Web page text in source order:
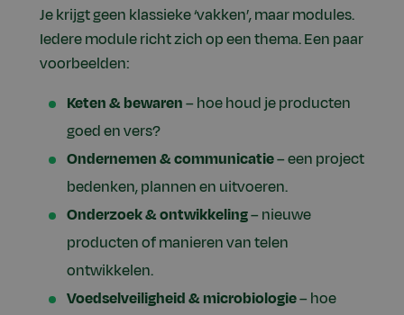
Je krijgt geen klassieke ‘vakken’, maar modules.
Iedere module richt zich op een thema. Een paar
voorbeelden:
Keten & bewaren– hoe houd je producten
goed en vers?
Ondernemen & communicatie– een project
bedenken, plannen en uitvoeren.
Onderzoek & ontwikkeling– nieuwe
producten of manieren van telen
ontwikkelen.
Voedselveiligheid & microbiologie– hoe